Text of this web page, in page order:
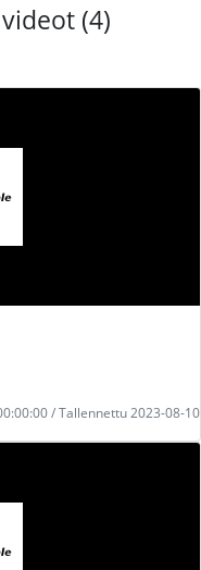
(4)
/ Tallennettu 2023-08-10